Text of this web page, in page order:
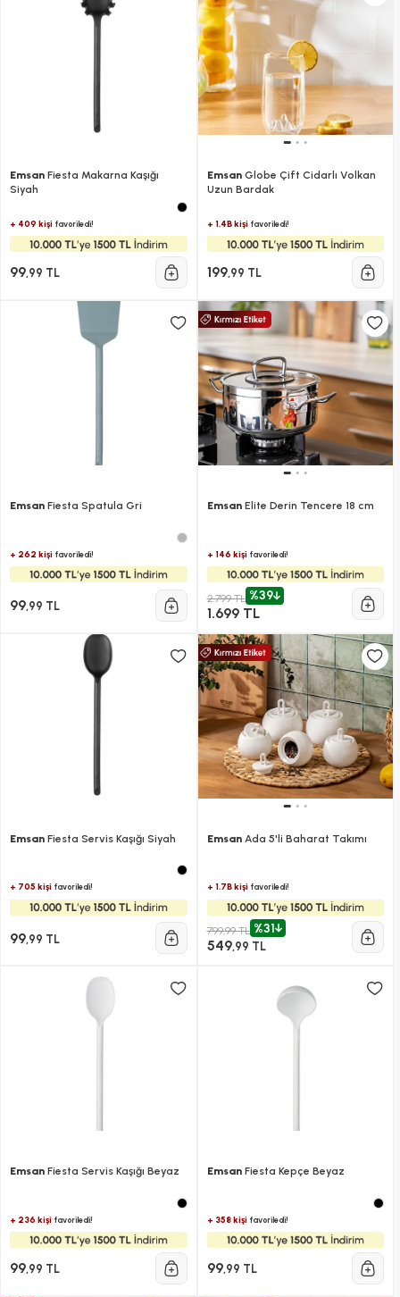
Emsan Fiesta Makarna Kaşığı
Siyah
+ 409 kişi favoriledi!
99,99 TL
EmsanGlobe Çift Cidarlı Volkan
Uzun Bardak
+ 1.4B kişifavoriledi!
199,99 TL
Emsan Fiesta Spatula Gri
+ 262 kişi favoriledi!
99,99 TL
EmsanElite Derin Tencere 18 cm
+ 146 kişifavoriledi!
2.799 TL %39
1.699 TL
Emsan Fiesta Servis Kaşığı Siyah
+ 705 kişi favoriledi!
99,99 TL
EmsanAda 5'li Baharat Takımı
+ 1.7B kişifavoriledi!
799,99 TL %31
549,99 TL
Emsan Fiesta Servis Kaşığı Beyaz
+ 236 kişi favoriledi!
99,99 TL
EmsanFiesta Kepçe Beyaz
+ 358 kişifavoriledi!
99,99 TL